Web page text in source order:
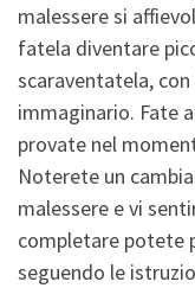
malessere si
fatela diventare
scaraventatela,
immaginario. Fate
provate nel
Noterete un
malessere e vi
completare potete
seguendo le